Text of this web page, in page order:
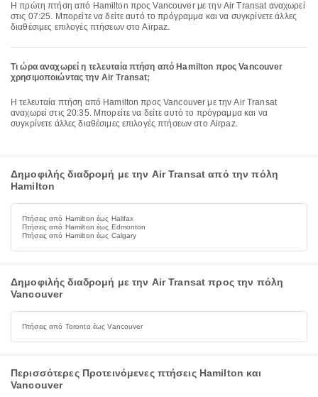
Η πρώτη πτήση από Hamilton προς Vancouver με την Air Transat αναχωρεί
στις 07:25. Μπορείτε να δείτε αυτό το πρόγραμμα και να συγκρίνετε άλλες
διαθέσιμες επιλογές πτήσεων στο Airpaz.
Τι ώρα αναχωρεί η τελευταία πτήση από Hamilton προς Vancouver
χρησιμοποιώντας την Air Transat;
Η τελευταία πτήση από Hamilton προς Vancouver με την Air Transat
αναχωρεί στις 20:35. Μπορείτε να δείτε αυτό το πρόγραμμα και να
συγκρίνετε άλλες διαθέσιμες επιλογές πτήσεων στο Airpaz.
Δημοφιλής διαδρομή με την Air Transat από την πόλη
Hamilton
Πτήσεις από Hamilton έως Halifax
Πτήσεις από Hamilton έως Edmonton
Πτήσεις από Hamilton έως Calgary
Δημοφιλής διαδρομή με την Air Transat προς την πόλη
Vancouver
Πτήσεις από Toronto έως Vancouver
Περισσότερες Προτεινόμενες πτήσεις Hamilton και
Vancouver